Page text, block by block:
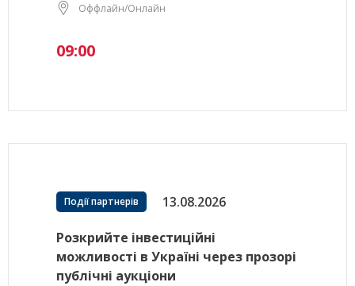
Оффлайн/Онлайн
09:00
Події партнерів 13.08.2026
Розкрийте інвестиційні
можливості в Україні через прозорі
публічні аукціони